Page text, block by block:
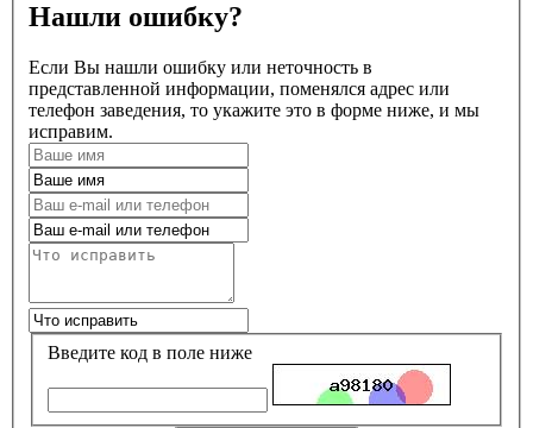
Нашли ошибку?
Если Вы нашли ошибку или неточность в
представленной информации, поменялся адрес или
телефон заведения, то укажите это в форме ниже, и мы
исправим.
Введите код в поле ниже